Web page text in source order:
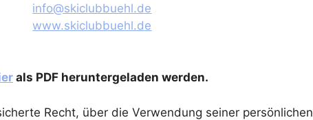
info@skiclubbuehl.de
www.skiclubbuehl.de
als PDF heruntergeladen werden.
Recht, über die Verwendung seiner persönlichen